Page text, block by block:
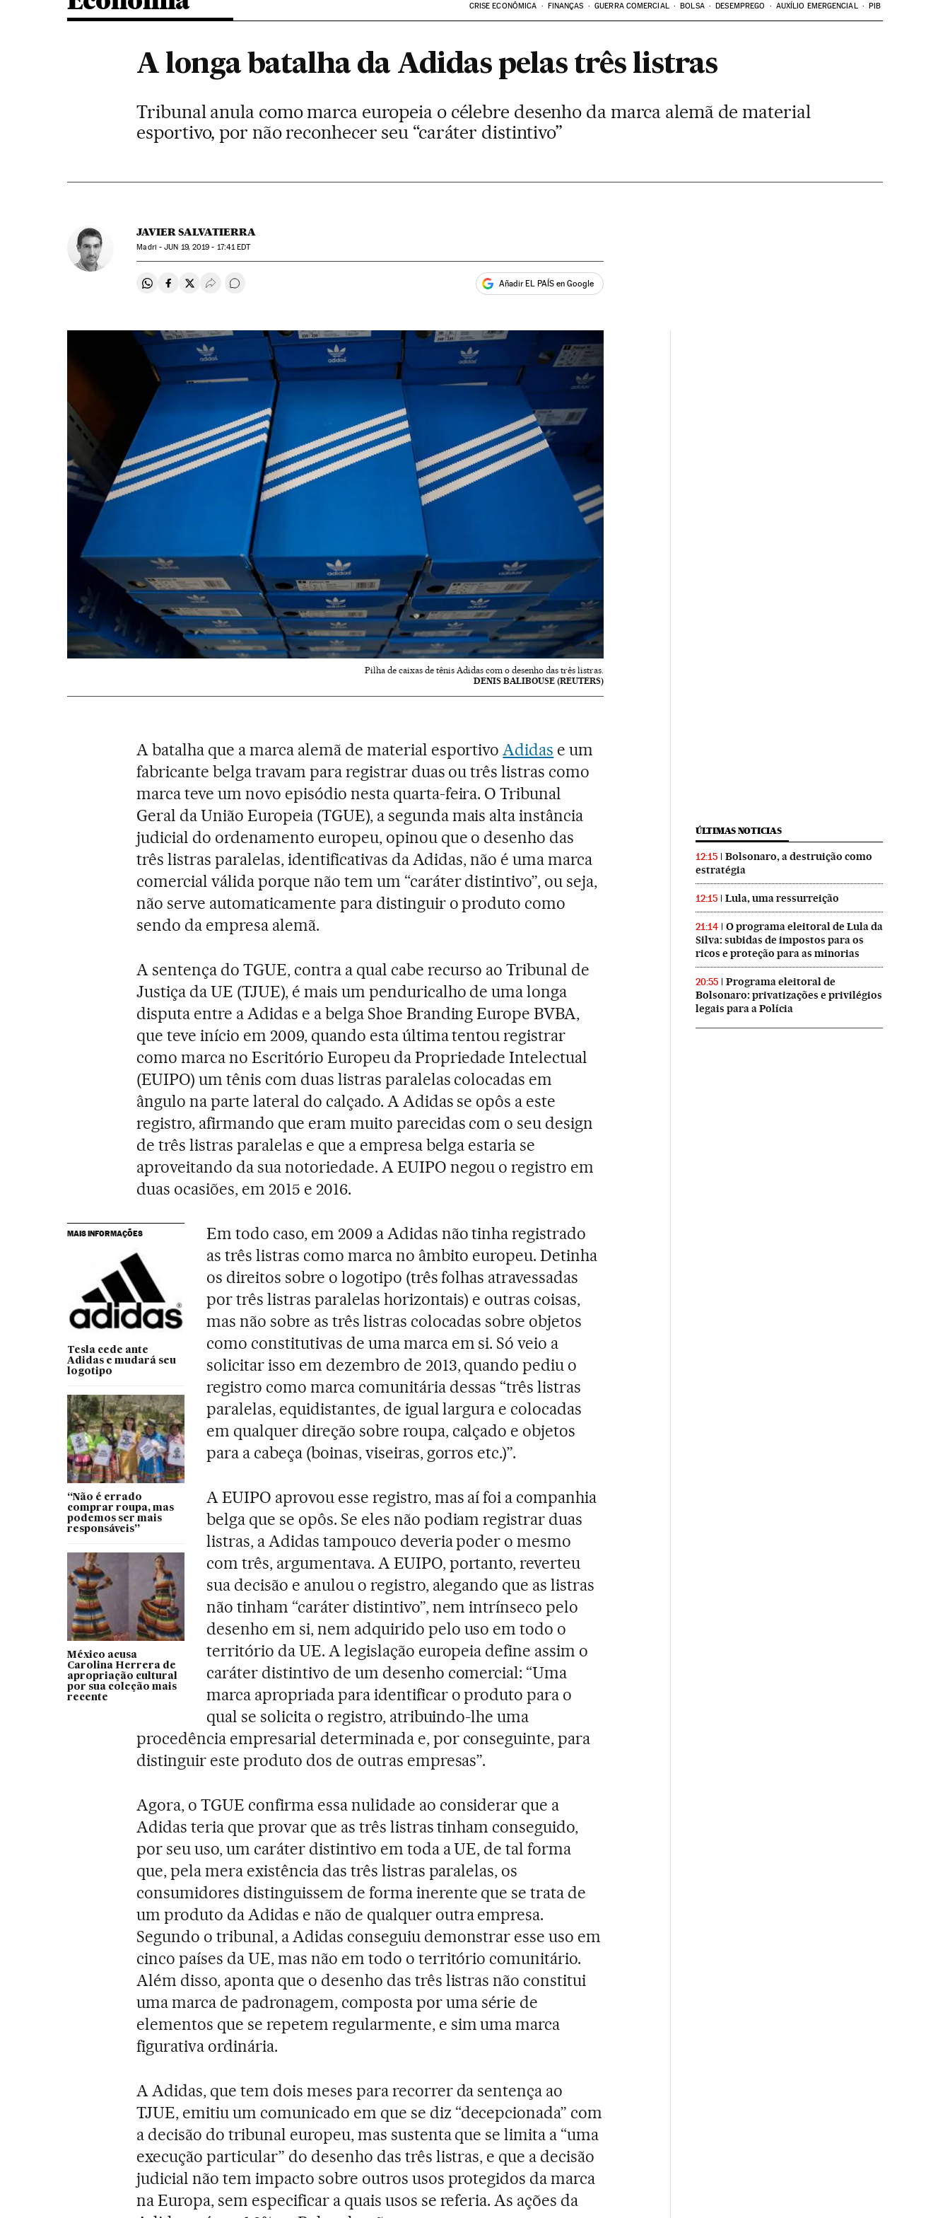
CRISE ECONÔMICA FINANÇAS GUERRA COMERCIAL BOLSA DESEMPREGO AUXÍLIO EMERGENCIAL PIB
A longa batalha da Adidas pelas três listras
Tribunal anula como marca europeia o célebre desenho da marca alemã de material
esportivo, por não reconhecer seu “caráter distintivo”
JAVIER SALVATIERRA
Madri -JUN 19, 2019 - 17:41EDT
Compartir en Whatsapp
Compartir en Facebook
Compartir en Twitter
Desplegar Redes Sociales
Comentários Añadir EL PAÍS en Google
Pilha de caixas de tênis Adidas com o desenho das três listras.
DENIS BALIBOUSE (REUTERS)
A batalha que a marca alemã de material esportivoAdidas e um
fabricante belga travam para registrar duas ou três listras como
marca teve um novo episódio nesta quarta-feira. O Tribunal
Geral da União Europeia (TGUE), a segunda mais alta instância
judicial do ordenamento europeu, opinou que o desenho das
três listras paralelas, identificativas da Adidas, não é uma marca
comercial válida porque não tem um “caráter distintivo”, ou seja,
não serve automaticamente para distinguir o produto como
sendo da empresa alemã.
A sentença do TGUE, contra a qual cabe recurso ao Tribunal de
Justiça da UE (TJUE), é mais um penduricalho de uma longa
disputa entre a Adidas e a belga Shoe Branding Europe BVBA,
que teve início em 2009, quando esta última tentou registrar
como marca no Escritório Europeu da Propriedade Intelectual
(EUIPO) um tênis com duas listras paralelas colocadas em
ângulo na parte lateral do calçado. A Adidas se opôs a este
registro, afirmando que eram muito parecidas com o seu design
de três listras paralelas e que a empresa belga estaria se
aproveitando da sua notoriedade. A EUIPO negou o registro em
duas ocasiões, em 2015 e 2016.
MAIS INFORMAÇÕES
Tesla cede ante
Adidas e mudará seu
logotipo
“Não é errado
comprar roupa, mas
podemos ser mais
responsáveis”
México acusa
Carolina Herrera de
apropriação cultural
por sua coleção mais
recente
Em todo caso, em 2009 a Adidas não tinha registrado
as três listras como marca no âmbito europeu. Detinha
os direitos sobre o logotipo (três folhas atravessadas
por três listras paralelas horizontais) e outras coisas,
mas não sobre as três listras colocadas sobre objetos
como constitutivas de uma marca em si. Só veio a
solicitar isso em dezembro de 2013, quando pediu o
registro como marca comunitária dessas “três listras
paralelas, equidistantes, de igual largura e colocadas
em qualquer direção sobre roupa, calçado e objetos
para a cabeça (boinas, viseiras, gorros etc.)”.
A EUIPO aprovou esse registro, mas aí foi a companhia
belga que se opôs. Se eles não podiam registrar duas
listras, a Adidas tampouco deveria poder o mesmo
com três, argumentava. A EUIPO, portanto, reverteu
sua decisão e anulou o registro, alegando que as listras
não tinham “caráter distintivo”, nem intrínseco pelo
desenho em si, nem adquirido pelo uso em todo o
território da UE. A legislação europeia define assim o
caráter distintivo de um desenho comercial: “Uma
marca apropriada para identificar o produto para o
qual se solicita o registro, atribuindo-lhe uma
procedência empresarial determinada e, por conseguinte, para
distinguir este produto dos de outras empresas”.
Agora, o TGUE confirma essa nulidade ao considerar que a
Adidas teria que provar que as três listras tinham conseguido,
por seu uso, um caráter distintivo em toda a UE, de tal forma
que, pela mera existência das três listras paralelas, os
consumidores distinguissem de forma inerente que se trata de
um produto da Adidas e não de qualquer outra empresa.
Segundo o tribunal, a Adidas conseguiu demonstrar esse uso em
cinco países da UE, mas não em todo o território comunitário.
Além disso, aponta que o desenho das três listras não constitui
uma marca de padronagem, composta por uma série de
elementos que se repetem regularmente, e sim uma marca
figurativa ordinária.
A Adidas, que tem dois meses para recorrer da sentença ao
TJUE, emitiu um comunicado em que se diz “decepcionada” com
a decisão do tribunal europeu, mas sustenta que se limita a “uma
execução particular” do desenho das três listras, e que a decisão
judicial não tem impacto sobre outros usos protegidos da marca
na Europa, sem especificar a quais usos se referia. As ações da
ÚLTIMAS NOTICIAS
12:15
Bolsonaro, a destruição como
estratégia
12:15 Lula, uma ressurreição
21:14
O programa eleitoral de Lula da
Silva: subidas de impostos para os
ricos e proteção para as minorias
20:55
Programa eleitoral de
Bolsonaro: privatizações e privilégios
legais para a Polícia